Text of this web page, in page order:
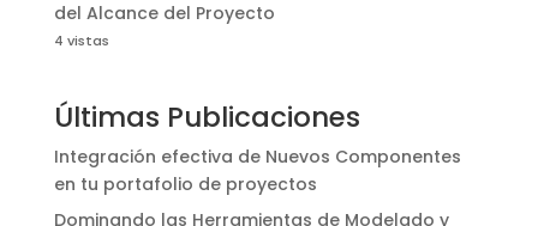
del Alcance del Proyecto
4 vistas
Últimas Publicaciones
Integración efectiva de Nuevos Componentes
en tu portafolio de proyectos
Dominando las Herramientas de Modelado y